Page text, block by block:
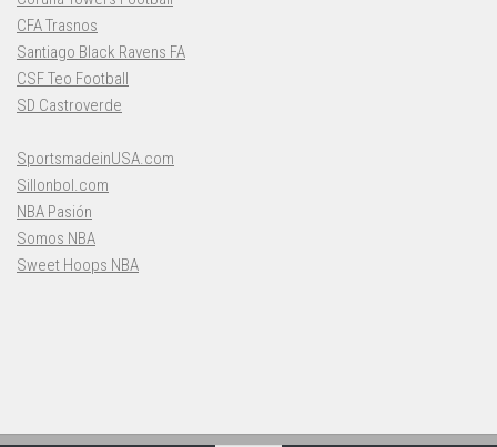
CFA Trasnos
Santiago Black Ravens FA
CSF Teo Football
SD Castroverde
SportsmadeinUSA.com
Sillonbol.com
NBA Pasión
Somos NBA
Sweet Hoops NBA